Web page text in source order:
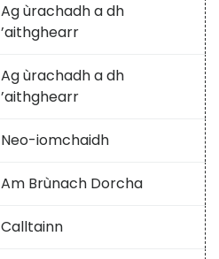
Ag ùrachadh a dh
’aithghearr
Ag ùrachadh a dh
’aithghearr
Neo-iomchaidh
Am Brùnach Dorcha
Calltainn